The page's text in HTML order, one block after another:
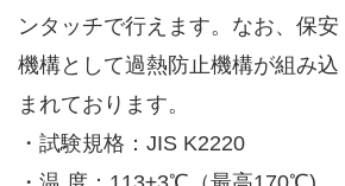
ンタッチで行えます。なお、保安
機構として過熱防止機構が組み込
まれております。
・試験規格：JIS K2220